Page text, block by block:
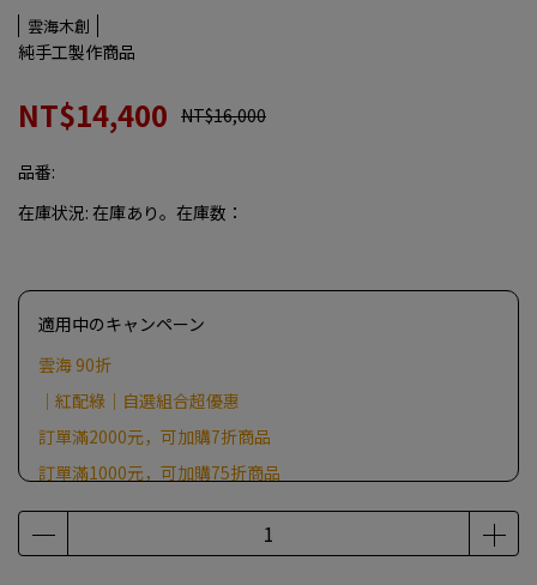
雲海木創
純手工製作商品
NT$14,400 NT$16,000
品番:
在庫状況: 在庫あり。在庫数：
適用中のキャンペーン
雲海 90折
｜紅配綠｜自選組合超優惠
訂單滿2000元，可加購7折商品
訂單滿1000元，可加購75折商品
加價購！原價 65折商品！
訂單滿500元，加贈好禮(贈品隨機出，不挑樣色)